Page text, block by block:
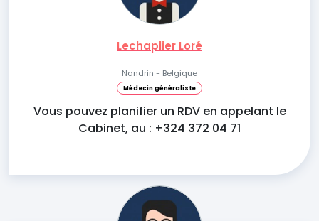
Lechaplier Loré
Nandrin - Belgique
Médecin généraliste
Vous pouvez planifier un RDV en appelant le
Cabinet, au : +324 372 04 71